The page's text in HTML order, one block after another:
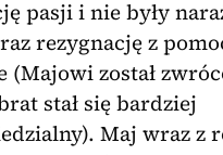
pasji i nie były
rezygnację z
(Majowi został
stał się bardziej
Maj wraz z